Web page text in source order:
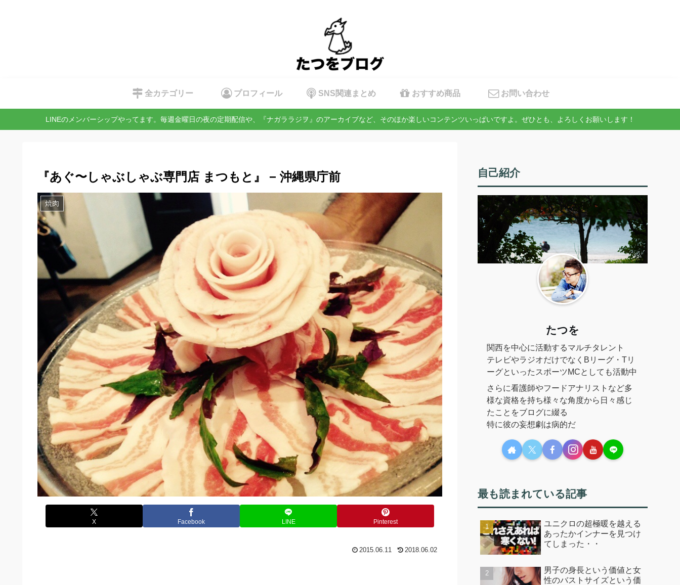
全カテゴリー プロフィール SNS関連まとめ おすすめ商品 お問い合わせ
LINEのメンバーシップやってます。毎週金曜日の夜の定期配信や、『ナガララジヲ』のアーカイブなど、そのほか楽しいコンテンツいっぱいですよ。ぜひとも、よろしくお願いします！
『あぐ〜しゃぶしゃぶ専門店 まつもと』 − 沖縄県庁前
焼肉
X Facebook LINE Pinterest
2015.06.11 2018.06.02
自己紹介
たつを
関西を中心に活動するマルチタレント
テレビやラジオだけでなくBリーグ・Tリ
ーグといったスポーツMCとしても活動中
さらに看護師やフードアナリストなど多
様な資格を持ち様々な角度から日々感じ
たことをブログに綴る
特に彼の妄想劇は病的だ
最も読まれている記事
ユニクロの超極暖を越える
あったかインナーを見つけ
てしまった・・
男子の身長という価値と女
性のバストサイズという価